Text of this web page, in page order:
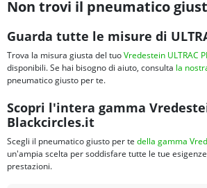
Non trovi il pneumatico
Guarda tutte le misure di
Trova la misura giusta del tuoVredestein ULTRAC
disponibili. Se hai bisogno di aiuto, consulta la
pneumatico giusto per te.
Scopri l'intera gamma
Blackcircles.it
Scegli il pneumatico giusto per te della gamma
un'ampia scelta per soddisfare tutte le tue
prestazioni.